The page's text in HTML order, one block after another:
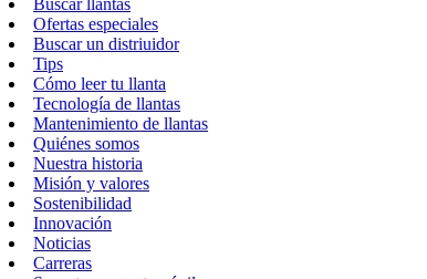
Buscar llantas
Ofertas especiales
Buscar un distriuidor
Tips
Cómo leer tu llanta
Tecnología de llantas
Mantenimiento de llantas
Quiénes somos
Nuestra historia
Misión y valores
Sostenibilidad
Innovación
Noticias
Carreras